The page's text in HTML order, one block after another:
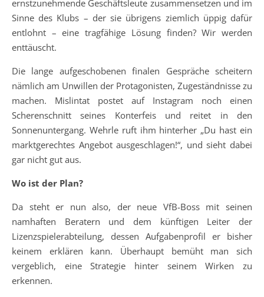
ernstzunehmende Geschäftsleute zusammensetzen und im
Sinne des Klubs – der sie übrigens ziemlich üppig dafür
entlohnt – eine tragfähige Lösung finden? Wir werden
enttäuscht.
Die lange aufgeschobenen finalen Gespräche scheitern
nämlich am Unwillen der Protagonisten, Zugeständnisse zu
machen. Mislintat postet auf Instagram noch einen
Scherenschnitt seines Konterfeis und reitet in den
Sonnenuntergang. Wehrle ruft ihm hinterher „Du hast ein
marktgerechtes Angebot ausgeschlagen!“, und sieht dabei
gar nicht gut aus.
Wo ist der Plan?
Da steht er nun also, der neue VfB-Boss mit seinen
namhaften Beratern und dem künftigen Leiter der
Lizenzspielerabteilung, dessen Aufgabenprofil er bisher
keinem erklären kann. Überhaupt bemüht man sich
vergeblich, eine Strategie hinter seinem Wirken zu
erkennen.